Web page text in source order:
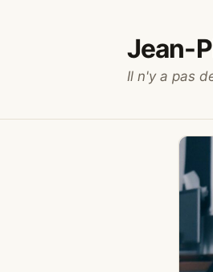
Jean-
Il n'y a pas